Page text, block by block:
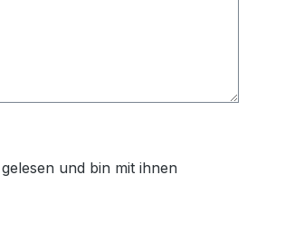
gelesen und bin mit ihnen